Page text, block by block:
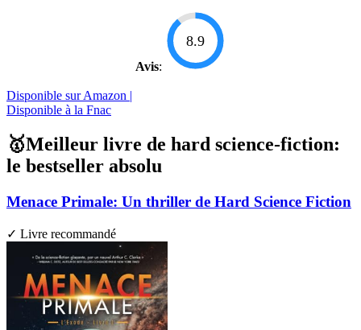
Avis:
8.9
Disponible sur Amazon |
Disponible à la Fnac
🥇Meilleur livre de hard science-fiction:
le bestseller absolu
Menace Primale: Un thriller de Hard Science Fiction
✓ Livre recommandé